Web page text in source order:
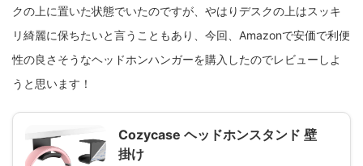
クの上に置いた状態でいたのですが、やはりデスクの上はスッキ
リ綺麗に保ちたいと言うこともあり、今回、Amazonで安価で利便
性の良さそうなヘッドホンハンガーを購入したのでレビューしよ
うと思います！
Cozycase ヘッドホンスタンド 壁
掛け